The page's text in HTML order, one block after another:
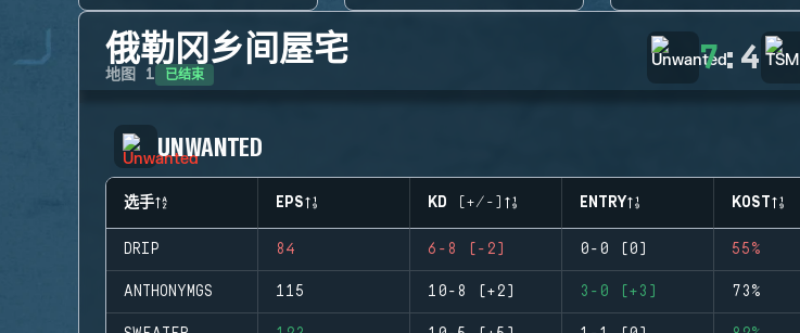
俄勒冈乡间屋宅
地图 1 已结束 7: 4
UNWANTED
选手 EPS KD (+/-) ENTRY KOST
DRIP 84 6-8 (-2) 0-0 (0) 55%
ANTHONYMGS 115 10-8 (+2) 3-0 (+3) 73%